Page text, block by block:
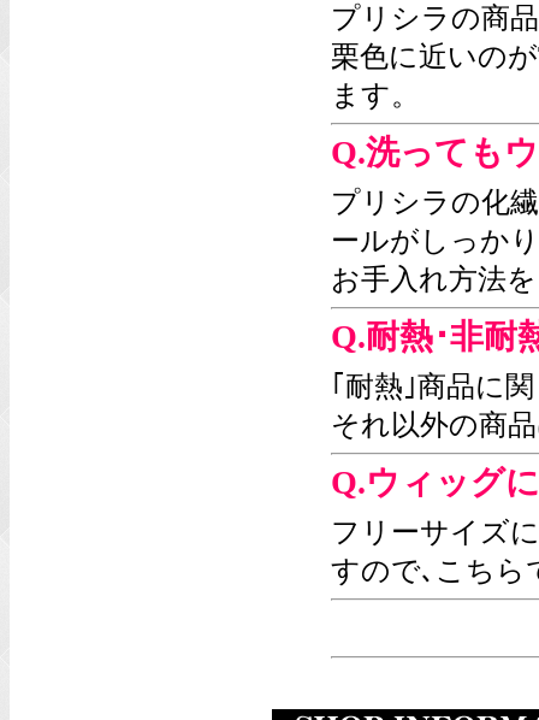
プリシラの商
栗色に近いの
ます。
Q.洗っても
プリシラの化
ールがしっか
お手入れ方法
Q.耐熱･非耐
｢耐熱｣商品に
それ以外の商
Q.ウィッグ
フリーサイズ
すので､こちら